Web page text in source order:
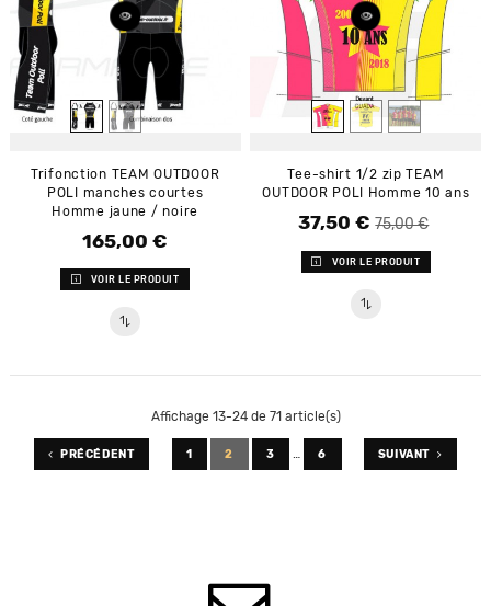
Trifonction TEAM OUTDOOR
POLI manches courtes
Homme jaune / noire
Prix
165,00 €
VOIR LE PRODUIT
Tee-shirt 1/2 zip TEAM
OUTDOOR POLI Homme 10 ans
Prix de base75,00 €
Prix
37,50 €
VOIR LE PRODUIT
Affichage 13-24 de 71 article(s)
PRÉCÉDENT 1 2 3 6 SUIVANT